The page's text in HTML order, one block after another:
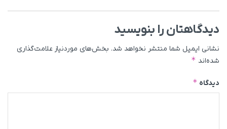
دیدگاهتان را بنویسید
نشانی ایمیل شما منتشر نخواهد شد. بخش‌های موردنیاز علامت‌گذاری
شده‌اند *
دیدگاه *